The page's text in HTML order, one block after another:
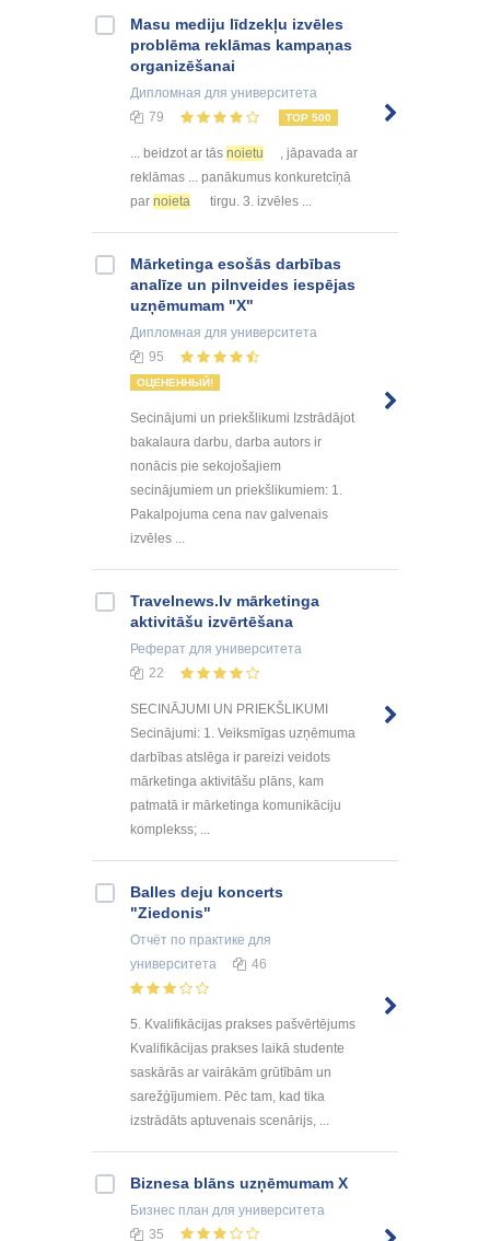
Masu mediju līdzekļu izvēles
problēma reklāmas kampaņas
organizēšanai
Дипломная для университета
79
TOP 500
... beidzot ar tās noietu
, jāpavada ar
reklāmas ... panākumus konkuretcīņā
par noieta tirgu. 3. izvēles ...
Mārketinga esošās darbības
analīze un pilnveides iespējas
uzņēmumam "X"
Дипломная для университета
95
ОЦЕНЕННЫЙ!
Secinājumi un priekšlikumi Izstrādājot
bakalaura darbu, darba autors ir
nonācis pie sekojošajiem
secinājumiem un priekšlikumiem: 1.
Pakalpojuma cena nav galvenais
izvēles ...
Travelnews.lv mārketinga
aktivitāšu izvērtēšana
Реферат для университета
22
SECINĀJUMI UN PRIEKŠLIKUMI
Secinājumi: 1. Veiksmīgas uzņēmuma
darbības atslēga ir pareizi veidots
mārketinga aktivitāšu plāns, kam
patmatā ir mārketinga komunikāciju
komplekss; ...
Balles deju koncerts
"Ziedonis"
Отчёт по практике для
университета
46
5. Kvalifikācijas prakses pašvērtējums
Kvalifikācijas prakses laikā studente
saskārās ar vairākām grūtībām un
sarežģījumiem. Pēc tam, kad tika
izstrādāts aptuvenais scenārijs, ...
Biznesa blāns uzņēmumam X
Бизнес план для университета
35